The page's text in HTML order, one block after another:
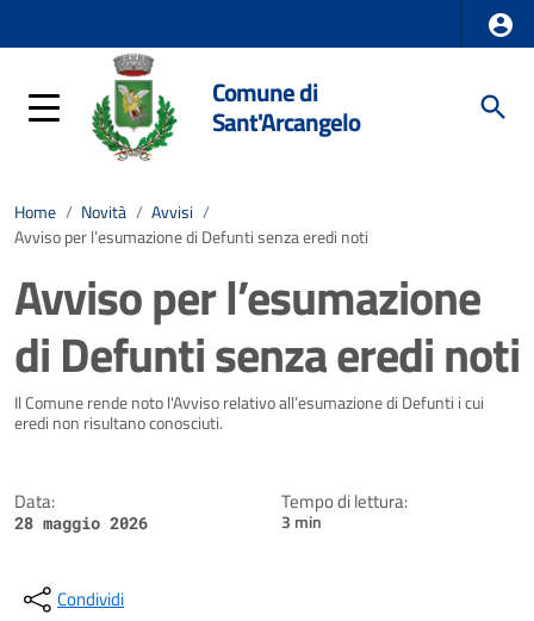
Comune di
Sant'Arcangelo
Home / Novità / Avvisi /
Avviso per l’esumazione di Defunti senza eredi noti
Avviso per l’esumazione
di Defunti senza eredi noti
Dettagli della notizia
Il Comune rende noto l'Avviso relativo all’esumazione di Defunti i cui
eredi non risultano conosciuti.
Data:
28 maggio 2026
Tempo di lettura:
3 min
Condividi